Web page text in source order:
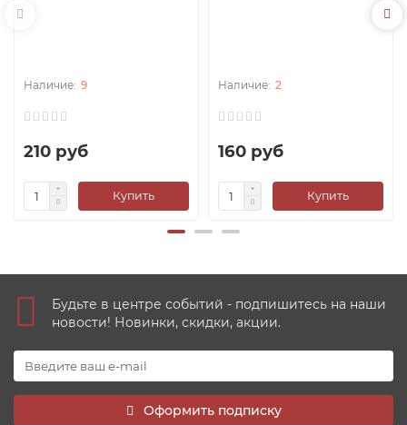
9
210 руб
Купить
2
160 руб
Купить
Будьте в центре событий - подпишитесь на наши
новости! Новинки, скидки, акции.
Оформить подписку